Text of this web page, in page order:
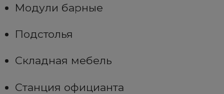
Модули барные
Подстолья
Складная мебель
Станция официанта